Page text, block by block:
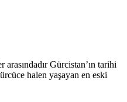
Gürcistan’ın tarihi
halen yaşayan en eski